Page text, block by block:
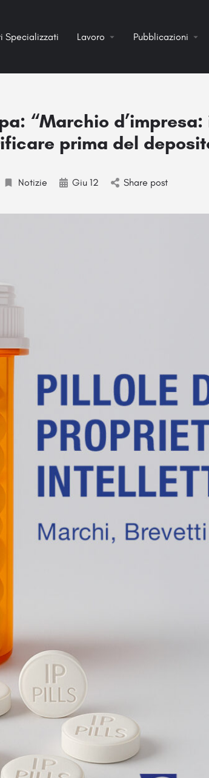
Specializzati Lavoro Pubblicazioni
“Marchio
prima del
Notizie Giu 12 Share post